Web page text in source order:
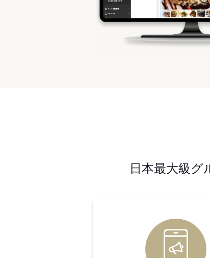
日本最大級